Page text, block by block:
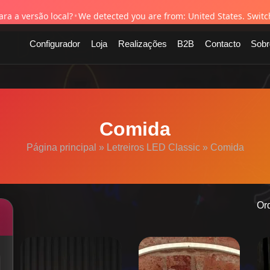
1995 ✓ Envio gratuito em toda a UE ✓ Orçamento gratuito em 24h ✓
a versão local?•We detected you are from: United States.
Configurador Loja Realizações B2B Contacto
Comida
Página principal » Letreiros LED Classic» Comida